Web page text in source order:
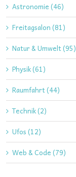
Astronomie (46)
Freitagsalon (81)
Natur & Umwelt (95)
Physik (61)
Raumfahrt (44)
Technik (2)
Ufos (12)
Web & Code (79)